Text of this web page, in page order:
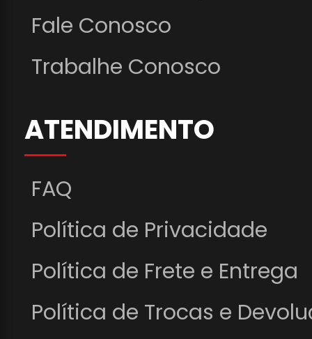
Fale Conosco
Trabalhe Conosco
ATENDIMENTO
FAQ
Política de Privacidade
Política de Frete e Entrega
Política de Trocas e